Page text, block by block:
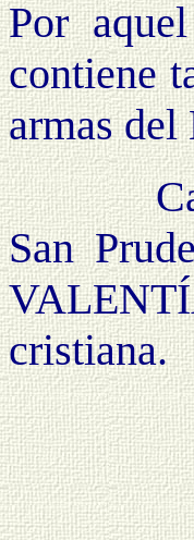
Por
contiene
armas del
Cada
San
cristiana.